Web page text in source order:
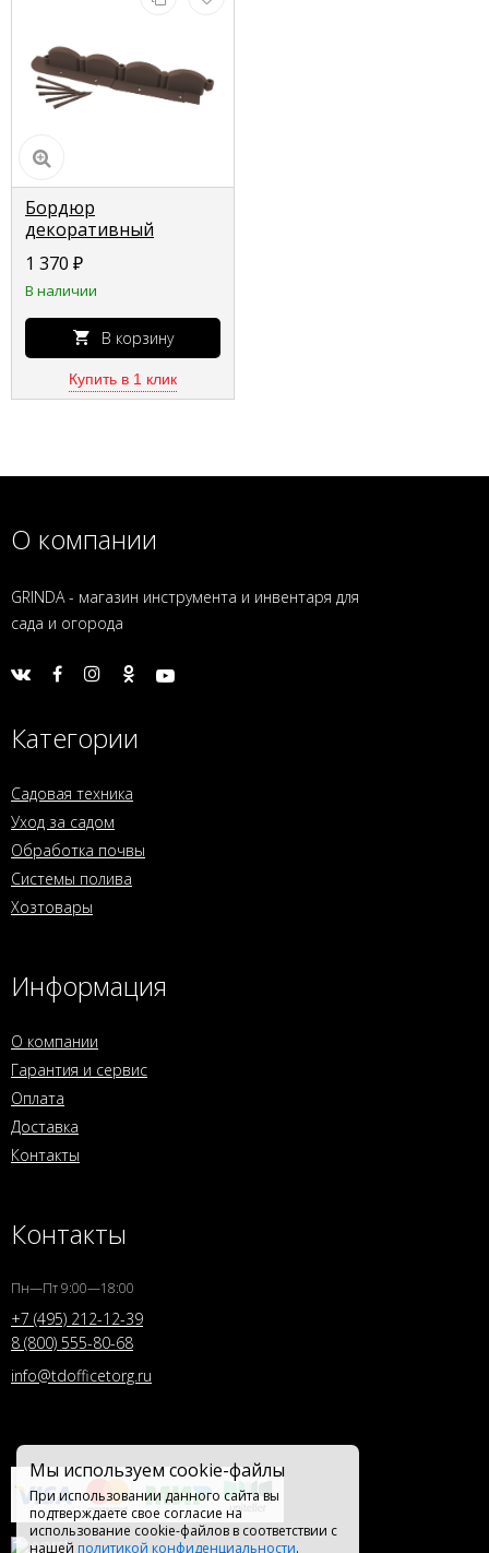
Мы используем cookie-файлы
При использовании данного сайта вы
подтверждаете свое согласие на
использование cookie-файлов в соответствии с
нашей политикой конфиденциальности.
Бордюр
декоративный
GRINDA "ВОЛНА",
9х256 см, коричневый
422229
1 370 ₽
В наличии
В корзину
Купить в 1 клик
О компании
GRINDA - магазин инструмента и инвентаря для
сада и огорода
Категории
Садовая техника
Уход за садом
Обработка почвы
Системы полива
Хозтовары
Информация
О компании
Гарантия и сервис
Оплата
Доставка
Контакты
Контакты
Пн—Пт 9:00—18:00
+7 (495) 212-12-39
8 (800) 555-80-68
info@tdofficetorg.ru